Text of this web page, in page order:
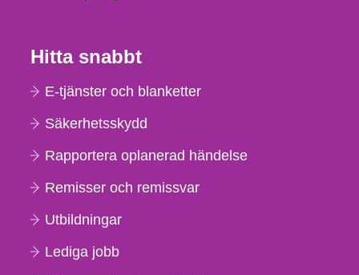
Hitta snabbt
E-tjänster och blanketter
Säkerhetsskydd
Rapportera oplanerad händelse
Remisser och remissvar
Utbildningar
Lediga jobb